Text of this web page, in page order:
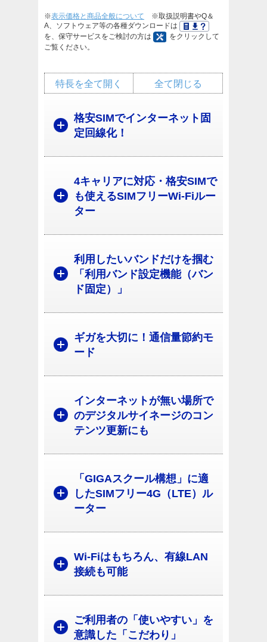
※表示価格と商品全般について ※取扱説明書やQ＆
A、ソフトウェア等の各種ダウンロードは
を、保守サービスをご検討の方は
をクリックして
ご覧ください。
全て閉じる
特長を全て開く
格安SIMでインターネット固
定回線化！
4キャリアに対応・格安SIMで
も使えるSIMフリーWi-Fiルー
ター
利用したいバンドだけを掴む
「利用バンド設定機能（バン
ド固定）」
ギガを大切に！通信量節約モ
ード
インターネットが無い場所で
のデジタルサイネージのコン
テンツ更新にも
「GIGAスクール構想」に適
したSIMフリー4G（LTE）ル
ーター
Wi-Fiはもちろん、有線LAN
接続も可能
ご利用者の「使いやすい」を
意識した「こだわり」